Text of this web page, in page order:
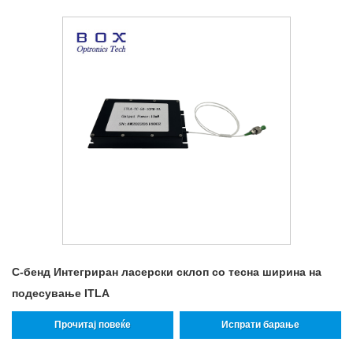
C-бенд Интегриран ласерски склоп со тесна ширина на
подесување ITLA
Прочитај повеќе Испрати барање